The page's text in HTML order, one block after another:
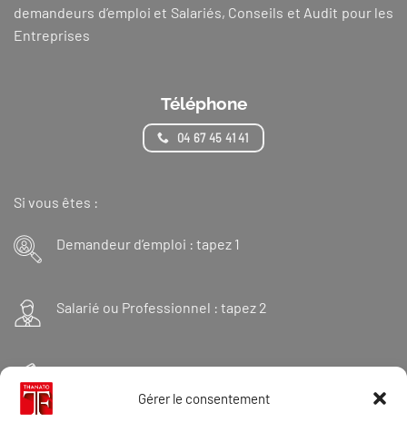
Gérer le consentement
demandeurs d’emploi et Salariés, Conseils et Audit pour les
Entreprises
Téléphone
04 67 45 41 41
Si vous êtes :
Demandeur d’emploi : tapez 1
Salarié ou Professionnel : tapez 2
Financeur : tapez 3